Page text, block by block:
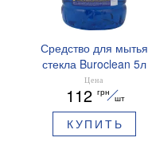
Средство для мытья
стекла Buroclean 5л
морская свежесть
10700605
Цена
112 грн
шт
КУПИТЬ